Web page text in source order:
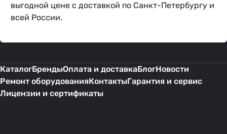
выгодной цене с доставкой по Санкт-Петербургу и
всей России.
КаталогБрендыОплата и доставкаБлогНовости
Ремонт оборудованияКонтактыГарантия и сервис
Лицензии и сертификаты